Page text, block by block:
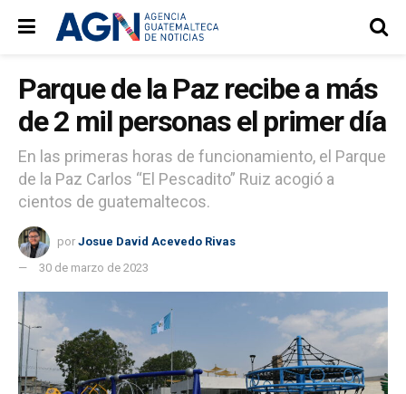
Parque de la Paz recibe a más
de 2 mil personas el primer día
En las primeras horas de funcionamiento, el Parque
de la Paz Carlos “El Pescadito” Ruiz acogió a
cientos de guatemaltecos.
por Josue David Acevedo Rivas
30 de marzo de 2023